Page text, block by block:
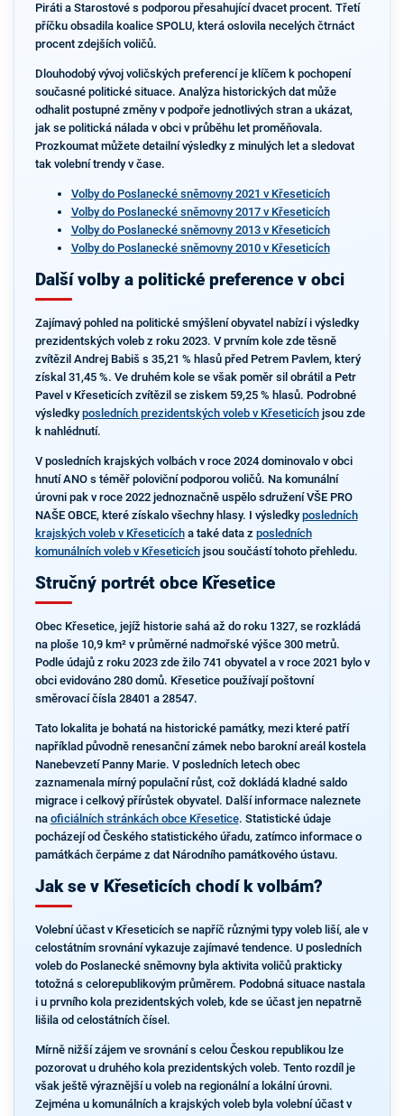
Piráti a Starostové s podporou přesahující dvacet procent. Třetí
příčku obsadila koalice SPOLU, která oslovila necelých čtrnáct
procent zdejších voličů.
Dlouhodobý vývoj voličských preferencí je klíčem k pochopení
současné politické situace. Analýza historických dat může
odhalit postupné změny v podpoře jednotlivých stran a ukázat,
jak se politická nálada v obci v průběhu let proměňovala.
Prozkoumat můžete detailní výsledky z minulých let a sledovat
tak volební trendy v čase.
Volby do Poslanecké sněmovny 2021 v Křeseticích
Volby do Poslanecké sněmovny 2017 v Křeseticích
Volby do Poslanecké sněmovny 2013 v Křeseticích
Volby do Poslanecké sněmovny 2010 v Křeseticích
Další volby a politické preference v obci
Zajímavý pohled na politické smýšlení obyvatel nabízí i výsledky
prezidentských voleb z roku 2023. V prvním kole zde těsně
zvítězil Andrej Babiš s 35,21 % hlasů před Petrem Pavlem, který
získal 31,45 %. Ve druhém kole se však poměr sil obrátil a Petr
Pavel v Křeseticích zvítězil se ziskem 59,25 % hlasů. Podrobné
výsledky posledních prezidentských voleb v Křeseticíchjsou zde
k nahlédnutí.
V posledních krajských volbách v roce 2024 dominovalo v obci
hnutí ANO s téměř poloviční podporou voličů. Na komunální
úrovni pak v roce 2022 jednoznačně uspělo sdružení VŠE PRO
NAŠE OBCE, které získalo všechny hlasy. I výsledky posledních
krajských voleb v Křeseticícha také data z posledních
komunálních voleb v Křeseticíchjsou součástí tohoto přehledu.
Stručný portrét obce Křesetice
Obec Křesetice, jejíž historie sahá až do roku 1327, se rozkládá
na ploše 10,9 km² v průměrné nadmořské výšce 300 metrů.
Podle údajů z roku 2023 zde žilo 741 obyvatel a v roce 2021 bylo v
obci evidováno 280 domů. Křesetice používají poštovní
směrovací čísla 28401 a 28547.
Tato lokalita je bohatá na historické památky, mezi které patří
například původně renesanční zámek nebo barokní areál kostela
Nanebevzetí Panny Marie. V posledních letech obec
zaznamenala mírný populační růst, což dokládá kladné saldo
migrace i celkový přírůstek obyvatel. Další informace naleznete
na oficiálních stránkách obce Křesetice. Statistické údaje
pocházejí od Českého statistického úřadu, zatímco informace o
památkách čerpáme z dat Národního památkového ústavu.
Jak se v Křeseticích chodí k volbám?
Volební účast v Křeseticích se napříč různými typy voleb liší, ale v
celostátním srovnání vykazuje zajímavé tendence. U posledních
voleb do Poslanecké sněmovny byla aktivita voličů prakticky
totožná s celorepublikovým průměrem. Podobná situace nastala
i u prvního kola prezidentských voleb, kde se účast jen nepatrně
lišila od celostátních čísel.
Mírně nižší zájem ve srovnání s celou Českou republikou lze
pozorovat u druhého kola prezidentských voleb. Tento rozdíl je
však ještě výraznější u voleb na regionální a lokální úrovni.
Zejména u komunálních a krajských voleb byla volební účast v